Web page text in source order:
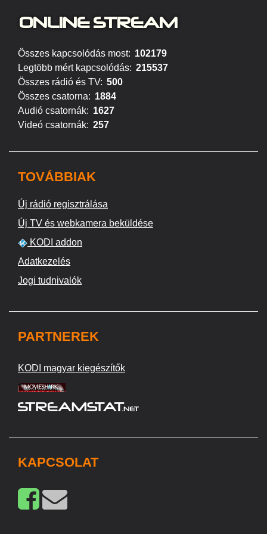
ONLINE STREAM
Összes kapcsolódás most: 102179
Legtöbb mért kapcsolódás: 215537
Összes rádió és TV: 500
Összes csatorna: 1884
Audió csatornák: 1627
Videó csatornák: 257
TOVÁBBIAK
Új rádió regisztrálása
Új TV és webkamera beküldése
KODI addon
Adatkezelés
Jogi tudnivalók
PARTNEREK
KODI magyar kiegészítők
KAPCSOLAT